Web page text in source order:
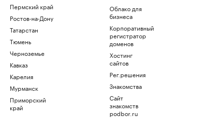
Пермский край
Ростов-на-Дону
Татарстан
Тюмень
Черноземье
Кавказ
Карелия
Мурманск
Приморский
край
Облако для
бизнеса
Корпоративный
регистратор
доменов
Хостинг
сайтов
Рег.решения
Знакомства
Сайт
знакомств
podbor.ru